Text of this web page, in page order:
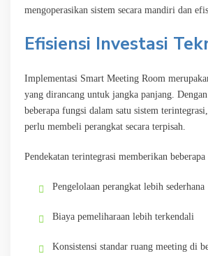
mengoperasikan sistem secara mandiri dan
Efisiensi Investasi
Implementasi Smart Meeting Room
yang dirancang untuk jangka panjang.
beberapa fungsi dalam satu sistem
perlu membeli perangkat secara terpisah.
Pendekatan terintegrasi memberikan beberapa
Pengelolaan perangkat lebih sederhana
Biaya pemeliharaan lebih terkendali
Konsistensi standar ruang meeting di